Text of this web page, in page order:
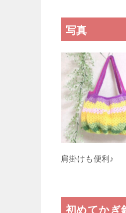
写真
肩掛けも便利♪
初めてかぎ